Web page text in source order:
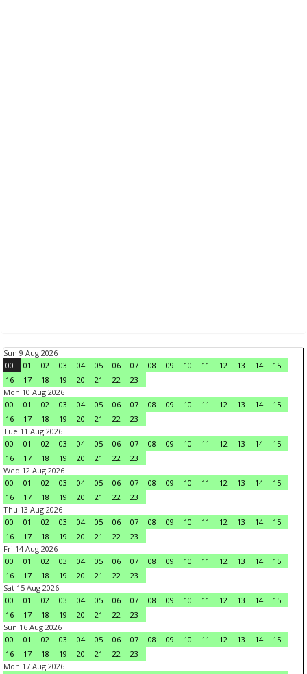
Sun 9 Aug 2026
00
01 02 03 04 05 06 07 08 09 10 11 12 13 14
15
16
17 18 19 20 21 22
23
Mon 10 Aug 2026
00
01 02 03 04 05 06 07 08 09 10 11 12 13 14
15
16
17 18 19 20 21 22
23
Tue 11 Aug 2026
00
01 02 03 04 05 06 07 08 09 10 11 12 13 14
15
16
17 18 19 20 21 22
23
Wed 12 Aug 2026
00
01 02 03 04 05 06 07 08 09 10 11 12 13 14
15
16
17 18 19 20 21 22
23
Thu 13 Aug 2026
00
01 02 03 04 05 06 07 08 09 10 11 12 13 14
15
16
17 18 19 20 21 22
23
Fri 14 Aug 2026
00
01 02 03 04 05 06 07 08 09 10 11 12 13 14
15
16
17 18 19 20 21 22
23
Sat 15 Aug 2026
00
01 02 03 04 05 06 07 08 09 10 11 12 13 14
15
16
17 18 19 20 21 22
23
Sun 16 Aug 2026
00
01 02 03 04 05 06 07 08 09 10 11 12 13 14
15
16
17 18 19 20 21 22
23
Mon 17 Aug 2026